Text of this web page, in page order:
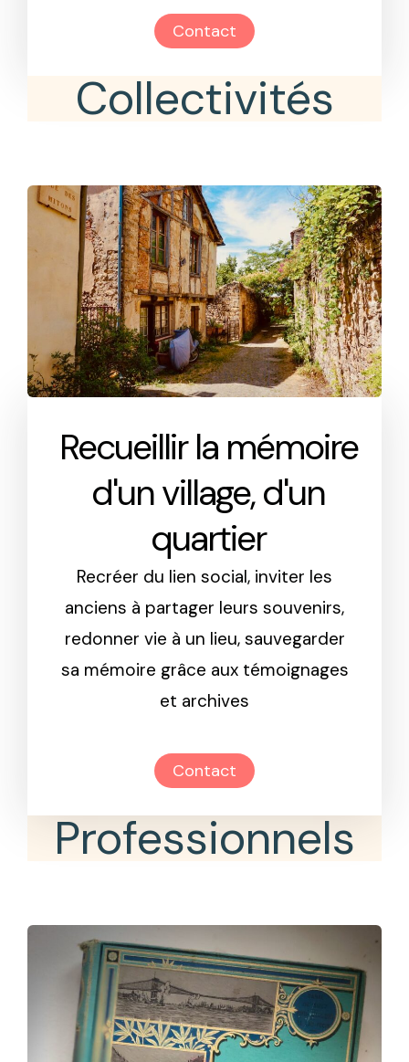
Contact
Collectivités
Recueillir la mémoire
d'un village, d'un
quartier
Recréer du lien social, inviter les
anciens à partager leurs souvenirs,
redonner vie à un lieu, sauvegarder
sa mémoire grâce aux témoignages
et archives
Contact
Professionnels